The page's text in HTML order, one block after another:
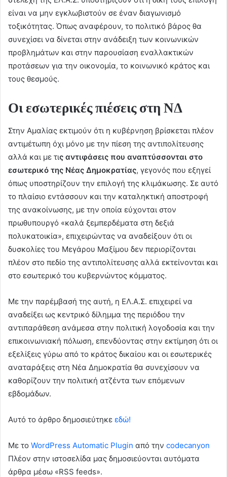
είναι να μην εγκλωβιστούν σε έναν διαγωνισμό
τοξικότητας. Όπως αναφέρουν, το πολιτικό βάρος θα
συνεχίσει να δίνεται στην ανάδειξη των κοινωνικών
προβλημάτων και στην παρουσίαση εναλλακτικών
προτάσεων για την οικονομία, το κοινωνικό κράτος και
τους θεσμούς.
Οι εσωτερικές πιέσεις στη ΝΔ
Στην Αμαλίας εκτιμούν ότι η κυβέρνηση βρίσκεται πλέον
αντιμέτωπη όχι μόνο με την πίεση της αντιπολίτευσης
αλλά και με τις αντιφάσεις που αναπτύσσονται στο
εσωτερικό της Νέας Δημοκρατίας, γεγονός που εξηγεί
όπως υποστηρίζουν την επιλογή της κλιμάκωσης. Σε αυτό
το πλαίσιο εντάσσουν και την καταληκτική αποστροφή
της ανακοίνωσης, με την οποία εύχονται στον
πρωθυπουργό «καλά ξεμπερδέματα στη δεξιά
πολυκατοικία», επιχειρώντας να αναδείξουν ότι οι
δυσκολίες του Μεγάρου Μαξίμου δεν περιορίζονται
πλέον στο πεδίο της αντιπολίτευσης αλλά εκτείνονται και
στο εσωτερικό του κυβερνώντος κόμματος.
Με την παρέμβασή της αυτή, η ΕΛ.Α.Σ. επιχειρεί να
αναδείξει ως κεντρικό δίλημμα της περιόδου την
αντιπαράθεση ανάμεσα στην πολιτική λογοδοσία και την
επικοινωνιακή πόλωση, επενδύοντας στην εκτίμηση ότι οι
εξελίξεις γύρω από το κράτος δικαίου και οι εσωτερικές
αναταράξεις στη Νέα Δημοκρατία θα συνεχίσουν να
καθορίζουν την πολιτική ατζέντα των επόμενων
εβδομάδων.
Αυτό το άρθρο δημοσιεύτηκε εδώ!
Με το WordPress Automatic Plugin από την codecanyon
Πλέον στην ιστοσελίδα μας δημοσιεύονται αυτόματα
άρθρα μέσω «RSS feeds».